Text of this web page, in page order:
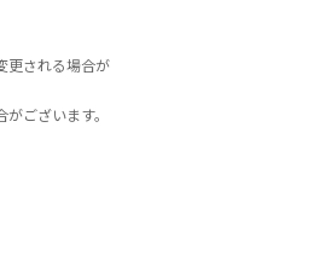
更される場合が
ございます。